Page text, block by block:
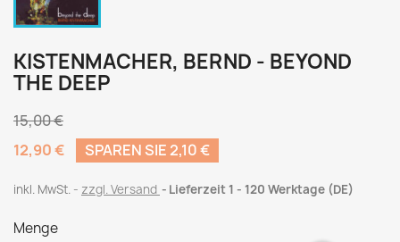
KISTENMACHER, BERND - BEYOND
THE DEEP
15,00 €
12,90 €
SPAREN SIE 2,10 €
inkl. MwSt. zzgl. Versand Lieferzeit 1 - 120 Werktage (DE)
Menge